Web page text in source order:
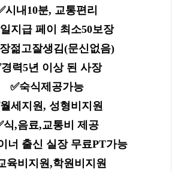
시내10분, 교통편리
지급 페이 최소50보장
젊고잘생김(문신없음)
경력5년 이상 된 사장
✅️숙식제공가능
세지원, 성형비지원
식,음료,교통비 제공
너 출신 실장 무료PT가능
육비지원,학원비지원